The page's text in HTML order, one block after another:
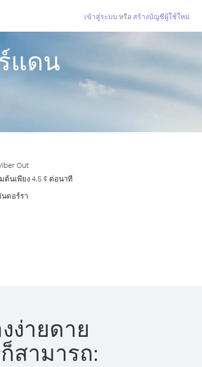
เข้าสู่ระบบ หรือ สร้างบัญชีผู้ใช้ใหม่
แดน
Out
นเพียง 4.5 ¢ ต่อนาที
ดอร์รา
ง่ายดาย
สามารถ: